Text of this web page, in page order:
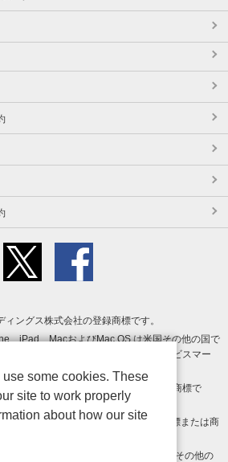
ングス株式会社の登録商標です。
、iPad、MacおよびMac OS は米国その他の国で
標です。App Store は Apple Inc. のサービスマー
び Google Play ロゴ は Google LLC の商標で
米国およびその他の国における登録商標または商
PDF は、Adobe Inc.の米国およびその他の
some cookies. These
site to work properly
about how our site